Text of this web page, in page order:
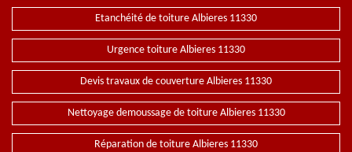
Etanchéité de toiture Albieres 11330
Urgence toiture Albieres 11330
Devis travaux de couverture Albieres 11330
Nettoyage demoussage de toiture Albieres 11330
Réparation de toiture Albieres 11330